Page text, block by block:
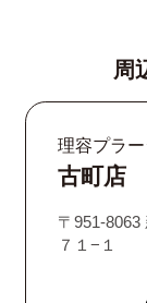
周
理容プラー
古町店
〒951-
７１−１